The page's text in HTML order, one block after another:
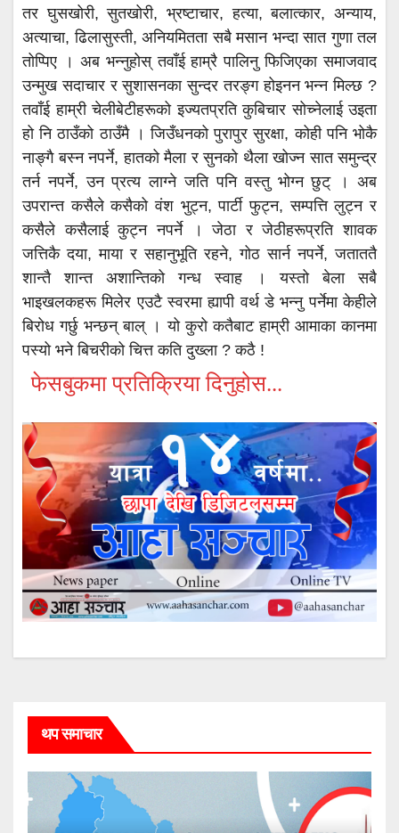
तर घुसखोरी, सुतखोरी, भ्रष्टाचार, हत्या, बलात्कार, अन्याय,
अत्याचा, ढिलासुस्ती, अनियमितता सबै मसान भन्दा सात गुणा तल
तोप्पिए । अब भन्नुहोस् तवाँई हाम्रै पालिनु फिजिएका समाजवाद
उन्मुख सदाचार र सुशासनका सुन्दर तरङ्ग होइनन भन्न मिल्छ ?
तवाँई हाम्री चेलीबेटीहरूको इज्यतप्रति कुबिचार सोच्नेलाई उइता
हो नि ठाउँको ठाउँमै । जिउँधनको पुरापुर सुरक्षा, कोही पनि भोकै
नाङ्गै बस्न नपर्ने, हातको मैला र सुनको थैला खोज्न सात समुन्द्र
तर्न नपर्ने, उन प्रत्य लाग्ने जति पनि वस्तु भोग्न छुट् । अब
उपरान्त कसैले कसैको वंश भुट्न, पार्टी फुट्न, सम्पत्ति लुट्न र
कसैले कसैलाई कुट्न नपर्ने । जेठा र जेठीहरूप्रति शावक
जत्तिकै दया, माया र सहानुभूति रहने, गोठ सार्न नपर्ने, जताततै
शान्तै शान्त अशान्तिको गन्ध स्वाह । यस्तो बेला सबै
भाइखलकहरू मिलेर एउटै स्वरमा ह्यापी वर्थ डे भन्नु पर्नेमा केहीले
बिरोध गर्छु भन्छन् बाल् । यो कुरो कतैबाट हाम्री आमाका कानमा
पस्यो भने बिचरीको चित्त कति दुख्ला ? कठै !
फेसबुकमा प्रतिक्रिया दिनुहोस...
थप समाचार